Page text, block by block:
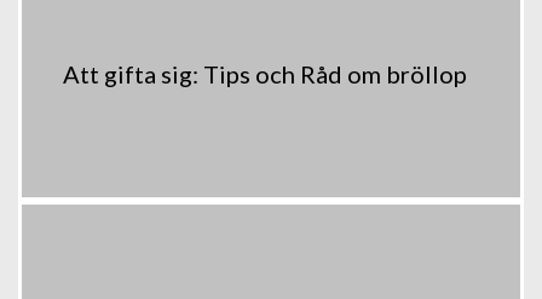
Att gifta sig: Tips och Råd om bröllop